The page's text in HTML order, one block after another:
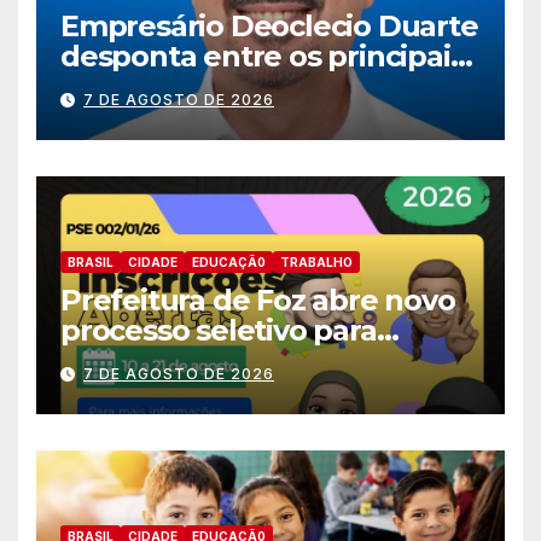
Empresário Deoclecio Duarte
desponta entre os principais
nomes do União Brasil para
deputado estadual
7 DE AGOSTO DE 2026
BRASIL CIDADE EDUCAÇÃ0 TRABALHO
Prefeitura de Foz abre novo
processo seletivo para
estagiários
7 DE AGOSTO DE 2026
BRASIL CIDADE EDUCAÇÃ0